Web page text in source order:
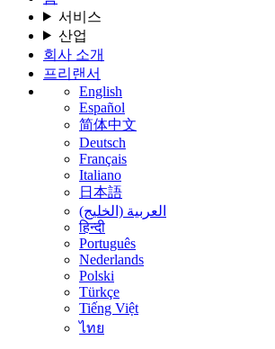
서비스
산업
회사 소개
프리랜서
English
Español
简体中文
Deutsch
Français
Italiano
日本語
العربية (الخليج)
हिन्दी
Português
Nederlands
Polski
Türkçe
Tiếng Việt
ไทย